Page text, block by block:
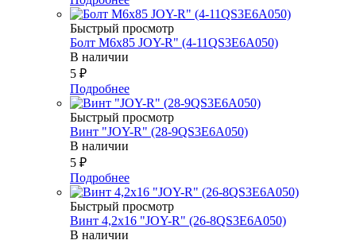
Быстрый просмотр
Болт М6х85 JOY-R" (4-11QS3E6A050)
В наличии
5 ₽
Подробнее
Быстрый просмотр
Винт "JOY-R" (28-9QS3E6A050)
В наличии
5 ₽
Подробнее
Быстрый просмотр
Винт 4,2х16 "JOY-R" (26-8QS3E6A050)
В наличии